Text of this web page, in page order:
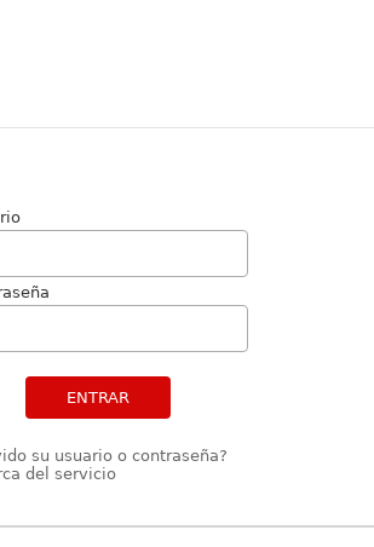
ENTRAR
su usuario o contraseña?
del servicio